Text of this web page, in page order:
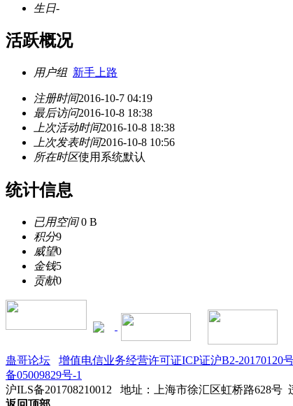
生日-
活跃概况
用户组 新手上路
注册时间2016-10-7 04:19
最后访问2016-10-8 18:38
上次活动时间2016-10-8 18:38
上次发表时间2016-10-8 10:56
所在时区使用系统默认
统计信息
已用空间0 B
积分9
威望0
金钱5
贡献0
蛊哥论坛 增值电信业务经营许可证ICP证沪B2-20170120
备05009829号-1
沪ILS备201708210012
地址：上海市徐汇区虹桥路628号